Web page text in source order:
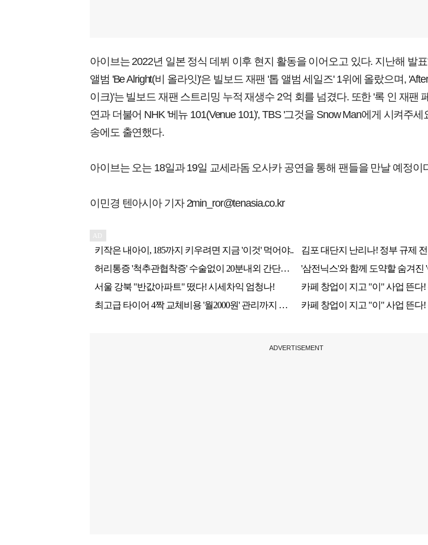
아이브는 2022년 일본 정식 데뷔 이후 현지 활동을 이어오고 있다. 지난해 발
앨범 'Be Alright(비 올라잇)'은 빌보드 재팬 '톱 앨범 세일즈' 1위에 올랐으며,
이크)'는 빌보드 재팬 스트리밍 누적 재생수 2억 회를 넘겼다. 또한 '록 인 재팬
연과 더불어 NHK '베뉴 101(Venue 101)', TBS '그것을 Snow Man에게 시켜주세
송에도 출연했다.
아이브는 오는 18일과 19일 교세라돔 오사카 공연을 통해 팬들을 만날 예정이
이민경 텐아시아 기자 2min_ror@tenasia.co.kr
ADVERTISEMENT